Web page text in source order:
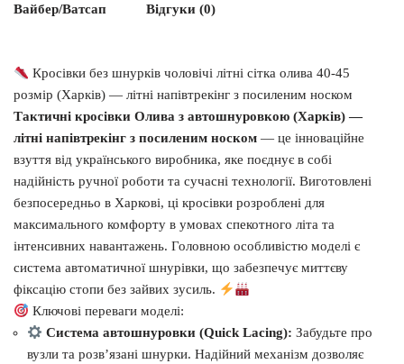
Вайбер/Ватсап Відгуки (0)
Кросівки без шнурків чоловічі літні сітка олива 40-45
розмір (Харків) — літні напівтрекінг з посиленим носком
Тактичні кросівки Олива з автошнуровкою (Харків) —
літні напівтрекінг з посиленим носком — це інноваційне
взуття від українського виробника, яке поєднує в собі
надійність ручної роботи та сучасні технології. Виготовлені
безпосередньо в Харкові, ці кросівки розроблені для
максимального комфорту в умовах спекотного літа та
інтенсивних навантажень. Головною особливістю моделі є
система автоматичної шнурівки, що забезпечує миттєву
фіксацію стопи без зайвих зусиль.
Ключові переваги моделі:
Система автошнуровки (Quick Lacing): Забудьте про
вузли та розв’язані шнурки. Надійний механізм дозволяє